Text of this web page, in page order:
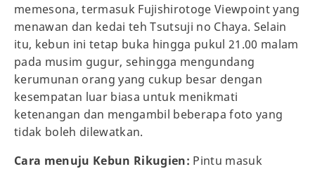
memesona, termasuk Fujishirotoge Viewpoint yang
menawan dan kedai teh Tsutsuji no Chaya. Selain
itu, kebun ini tetap buka hingga pukul 21.00 malam
pada musim gugur, sehingga mengundang
kerumunan orang yang cukup besar dengan
kesempatan luar biasa untuk menikmati
ketenangan dan mengambil beberapa foto yang
tidak boleh dilewatkan.
Cara menuju Kebun Rikugien: Pintu masuk